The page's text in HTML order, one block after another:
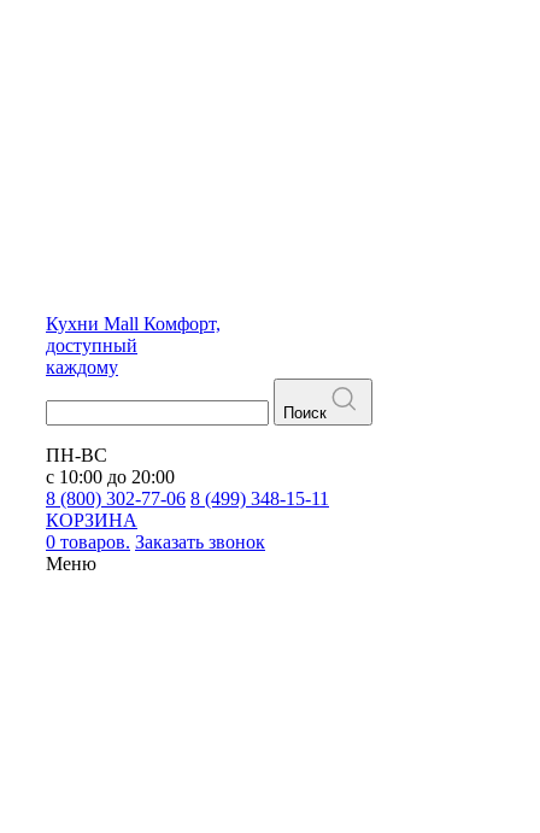
Кухни Mall Комфорт,
доступный
каждому
Поиск
ПН-ВС
с 10:00 до 20:00
8 (800) 302-77-06 8 (499) 348-15-11
КОРЗИНА
0 товаров. Заказать звонок
Меню